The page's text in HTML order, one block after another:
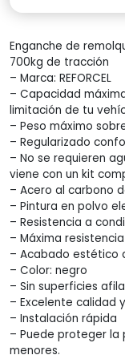
Enganche de
700kg de tracción
– Marca: REFORCEL
– Capacidad
limitación de tu
– Peso máximo
– Regularizado
– No se requieren
viene con un kit
– Acero al carbono
– Pintura en polvo
– Resistencia a
– Máxima
– Acabado estético
– Color: negro
– Sin superficies
– Excelente calidad
– Instalación rápida
– Puede proteger la
menores.